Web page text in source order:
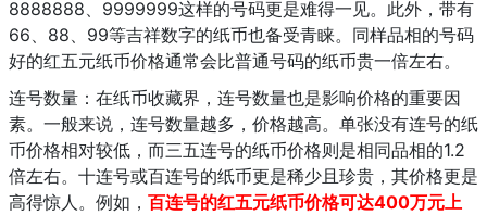
8888888、9999999这样的号码更是难得一见。此外，带有
66、88、99等吉祥数字的纸币也备受青睐。同样品相的号码
好的红五元纸币价格通常会比普通号码的纸币贵一倍左右。
连号数量：在纸币收藏界，连号数量也是影响价格的重要因
素。一般来说，连号数量越多，价格越高。单张没有连号的纸
币价格相对较低，而三五连号的纸币价格则是相同品相的1.2
倍左右。十连号或百连号的纸币更是稀少且珍贵，其价格更是
高得惊人。例如， 百连号的红五元纸币价格可达400万元上